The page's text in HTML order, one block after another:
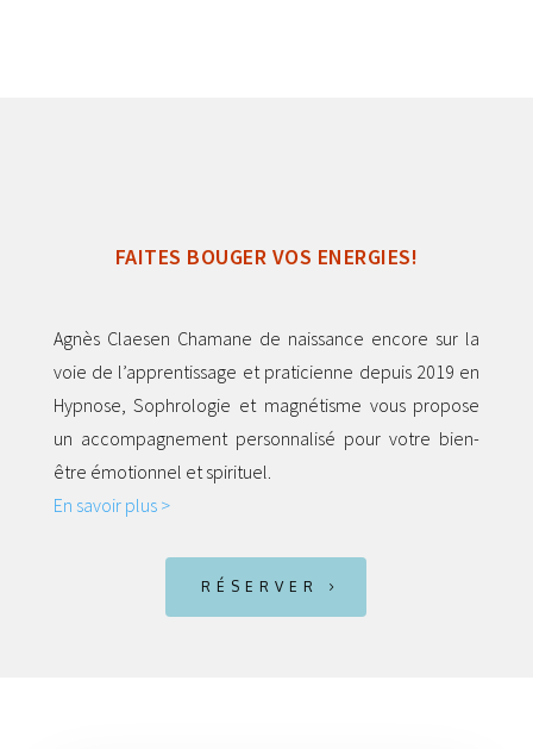
FAITES BOUGER VOS ENERGIES!
Agnès Claesen Chamane de naissance encore sur la
voie de l’apprentissage et praticienne depuis 2019 en
Hypnose, Sophrologie et magnétisme vous propose
un accompagnement personnalisé pour votre bien-
être émotionnel et spirituel.
En savoir plus >
RÉSERVER